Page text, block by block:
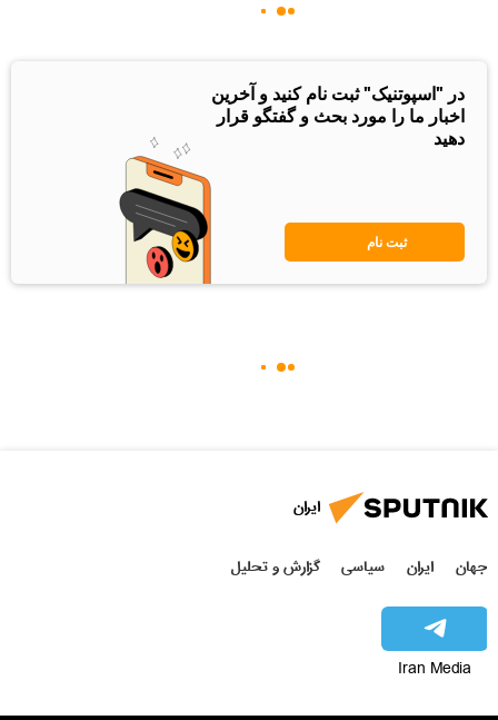
در "اسپوتنیک" ثبت نام کنید و آخرین
اخبار ما را مورد بحث و گفتگو قرار
دهید
ثبت نام
ایران
جهان ایران سیاسی گزارش و تحلیل
Iran Media